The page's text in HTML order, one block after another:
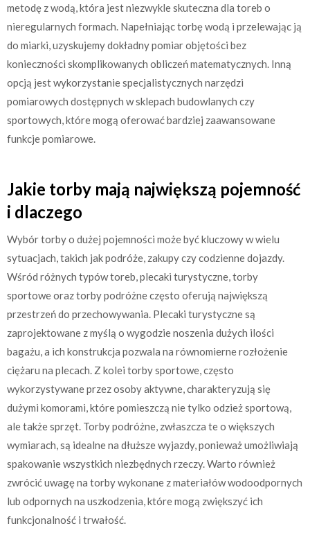
metodę z wodą, która jest niezwykle skuteczna dla toreb o
nieregularnych formach. Napełniając torbę wodą i przelewając ją
do miarki, uzyskujemy dokładny pomiar objętości bez
konieczności skomplikowanych obliczeń matematycznych. Inną
opcją jest wykorzystanie specjalistycznych narzędzi
pomiarowych dostępnych w sklepach budowlanych czy
sportowych, które mogą oferować bardziej zaawansowane
funkcje pomiarowe.
Jakie torby mają największą pojemność
i dlaczego
Wybór torby o dużej pojemności może być kluczowy w wielu
sytuacjach, takich jak podróże, zakupy czy codzienne dojazdy.
Wśród różnych typów toreb, plecaki turystyczne, torby
sportowe oraz torby podróżne często oferują największą
przestrzeń do przechowywania. Plecaki turystyczne są
zaprojektowane z myślą o wygodzie noszenia dużych ilości
bagażu, a ich konstrukcja pozwala na równomierne rozłożenie
ciężaru na plecach. Z kolei torby sportowe, często
wykorzystywane przez osoby aktywne, charakteryzują się
dużymi komorami, które pomieszczą nie tylko odzież sportową,
ale także sprzęt. Torby podróżne, zwłaszcza te o większych
wymiarach, są idealne na dłuższe wyjazdy, ponieważ umożliwiają
spakowanie wszystkich niezbędnych rzeczy. Warto również
zwrócić uwagę na torby wykonane z materiałów wodoodpornych
lub odpornych na uszkodzenia, które mogą zwiększyć ich
funkcjonalność i trwałość.